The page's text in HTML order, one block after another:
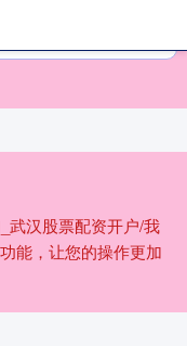
武汉股票配资开户/我
能，让您的操作更加